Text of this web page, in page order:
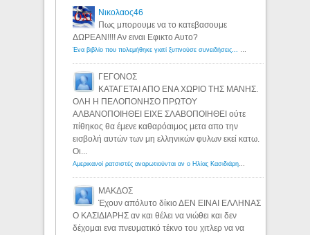
Νικολαος46
Πως μπορουμε να το κατεβασουμε
ΔΩΡΕΑΝ!!!! Αν ειναι Εφικτο Αυτο?
Ένα βιβλίο που πολεμήθηκε γιατί ξυπνούσε συνειδήσεις... - Λόγιος Ερμής | Η γνώση ξεκινάει με την αναζήτηση...
ΓΕΓΟΝΟΣ
ΚΑΤΑΓΕΤΑΙ ΑΠΟ ΕΝΑ ΧΩΡΙΟ ΤΗΣ ΜΑΝΗΣ.
ΟΛΗ Η ΠΕΛΟΠΟΝΗΣΟ ΠΡΩΤΟΥ
ΑΛΒΑΝΟΠΟΙΗΘΕΙ ΕΙΧΕ ΣΛΑΒΟΠΟΙΗΘΕΙ ούτε
πίθηκος θα έμενε καθαρόαιμος μετα απο την
εισβολή αυτών των μη ελληνικών φυλων εκεί κατω.
Οι...
Αμερικανοί ρατσιστές αναρωτιούνται αν ο Ηλίας Κασιδιάρης ανήκει στη λευκή φυλή... - Λόγιος Ερμής
ΜΑΚΔΟΣ
Έχουν απόλυτο δίκιο ΔΕΝ ΕΙΝΑΙ ΕΛΛΗΝΑΣ
Ο ΚΑΣΙΔΙΑΡΗΣ αν και θέλει να νιώθει και δεν
δέχομαι ενα πνευματικό τέκνο του χιτλερ να να